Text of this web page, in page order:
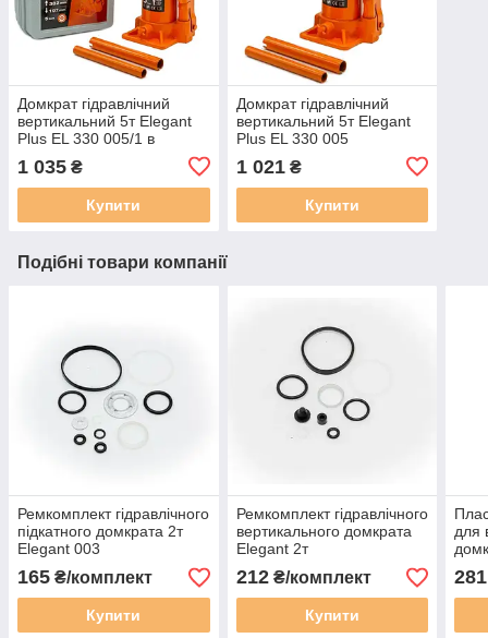
Домкрат гідравлічний
вертикальний 5т Elegant
Plus EL 330 005/1 в
1 035 ₴
Купити
Домкрат гідравлічний
вертикальний 5т Elegant
Plus EL 330 005
1 021₴
Купити
Подібні товари компанії
Ремкомплект гідравлічного
підкатного домкрата 2т
Elegant 003
165 ₴/комплект
Купити
Ремкомплект гідравлічного
вертикального домкрата
Elegant 2т
212₴/комплект
Купити
для
EL
281